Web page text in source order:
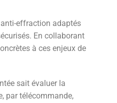
anti-effraction adaptés
En collaborant
à ces enjeux de
sait évaluer la
par télécommande,